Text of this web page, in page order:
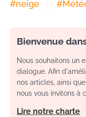
#neige #
Bienvenue
Nous souhaitons un
dialogue. Afin
nos articles, ainsi
nous vous invitons à
Lire notre charte